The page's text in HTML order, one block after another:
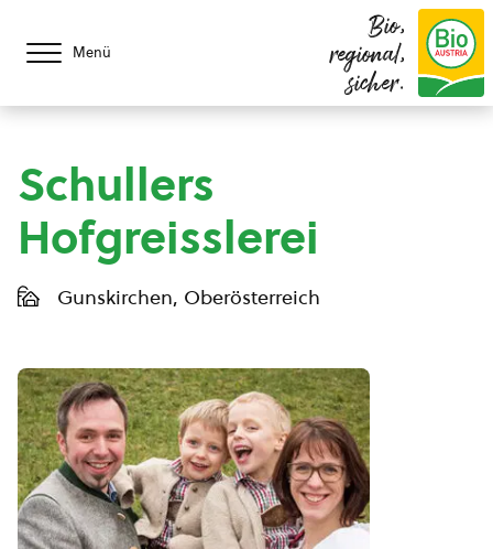
Menü
Bio,
regional,
sicher.
Schullers
Hofgreisslerei
Gunskirchen, Oberösterreich